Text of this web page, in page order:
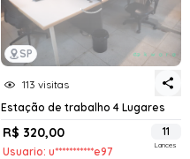
SP
113 visitas
Estação de trabalho 4 Lugares
R$ 320,00
Usuario: u***********e97
11
Lances